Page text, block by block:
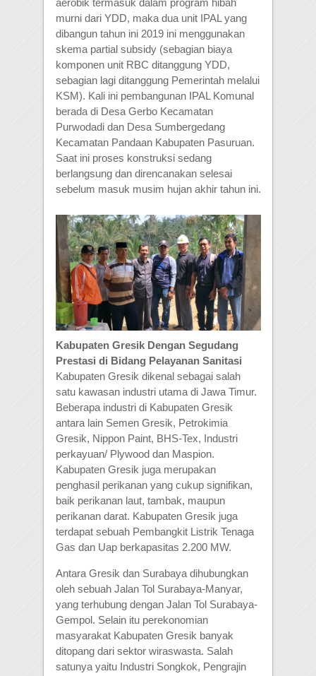
murni dari YDD, maka dua unit IPAL yang
dibangun tahun ini 2019 ini menggunakan
skema partial subsidy (sebagian biaya
komponen unit RBC ditanggung YDD,
sebagian lagi ditanggung Pemerintah melalui
KSM). Kali ini pembangunan IPAL Komunal
berada di Desa Gerbo Kecamatan
Purwodadi dan Desa Sumbergedang
Kecamatan Pandaan Kabupaten Pasuruan.
Saat ini proses konstruksi sedang
berlangsung dan direncanakan selesai
sebelum masuk musim hujan akhir tahun ini.
Kabupaten Gresik Dengan Segudang
Prestasi di Bidang Pelayanan Sanitasi
Kabupaten Gresik dikenal sebagai salah
satu kawasan industri utama di Jawa Timur.
Beberapa industri di Kabupaten Gresik
antara lain Semen Gresik, Petrokimia
Gresik, Nippon Paint, BHS-Tex, Industri
perkayuan/ Plywood dan Maspion.
Kabupaten Gresik juga merupakan
penghasil perikanan yang cukup signifikan,
baik perikanan laut, tambak, maupun
perikanan darat. Kabupaten Gresik juga
terdapat sebuah Pembangkit Listrik Tenaga
Gas dan Uap berkapasitas 2.200 MW.
Antara Gresik dan Surabaya dihubungkan
oleh sebuah Jalan Tol Surabaya-Manyar,
yang terhubung dengan Jalan Tol Surabaya-
Gempol. Selain itu perekonomian
masyarakat Kabupaten Gresik banyak
ditopang dari sektor wiraswasta. Salah
satunya yaitu Industri Songkok, Pengrajin